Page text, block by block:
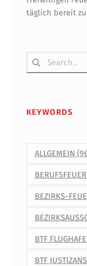
täglich bereit
Suchen nach:
KEYWORDS
ALLGEMEIN
BEZIRKS-
BTF
BTF